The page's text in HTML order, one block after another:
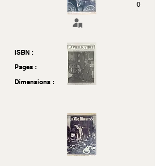
0
ISBN :
Pages :
Dimensions :